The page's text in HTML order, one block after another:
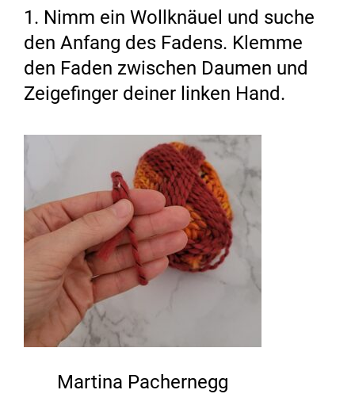
1. Nimm ein Wollknäuel und suche
den Anfang des Fadens. Klemme
den Faden zwischen Daumen und
Zeigefinger deiner linken Hand.
Martina Pachernegg